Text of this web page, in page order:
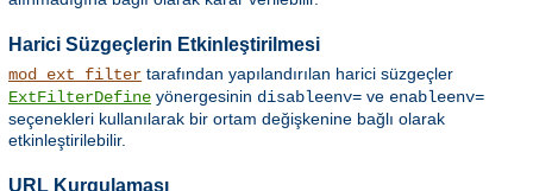
Harici Süzgeçlerin Etkinleştirilmesi
mod_ext_filter tarafından yapılandırılan harici süzgeçler
ExtFilterDefine yönergesinin disableenv= ve enableenv=
seçenekleri kullanılarak bir ortam değişkenine bağlı olarak
etkinleştirilebilir.
URL Kurgulaması